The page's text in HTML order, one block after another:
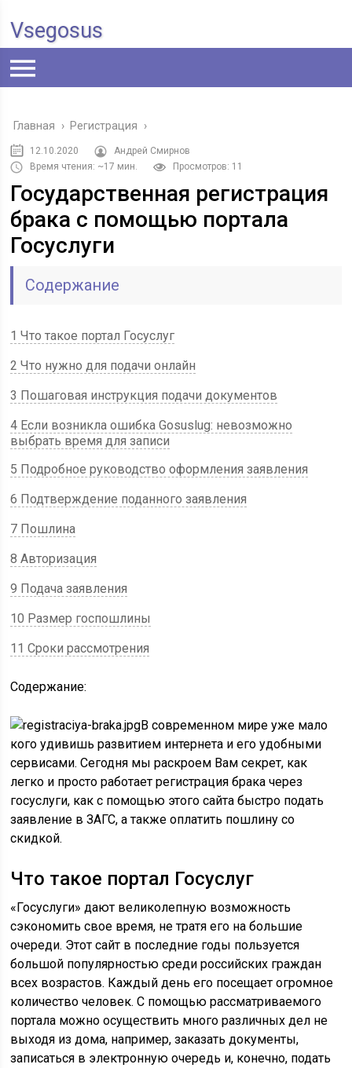
Vsegosus
Главная › Регистрация ›
12.10.2020
Андрей Смирнов
Время чтения: ~17 мин.
Просмотров: 11
Государственная регистрация
брака с помощью портала
Госуслуги
Содержание
1 Что такое портал Госуслуг
2 Что нужно для подачи онлайн
3 Пошаговая инструкция подачи документов
4 Если возникла ошибка Gosuslug: невозможно
выбрать время для записи
5 Подробное руководство оформления заявления
6 Подтверждение поданного заявления
7 Пошлина
8 Авторизация
9 Подача заявления
10 Размер госпошлины
11 Сроки рассмотрения
Содержание:
В современном мире уже мало
кого удивишь развитием интернета и его удобными
сервисами. Сегодня мы раскроем Вам секрет, как
легко и просто работает регистрация брака через
госуслуги, как с помощью этого сайта быстро подать
заявление в ЗАГС, а также оплатить пошлину со
скидкой.
Что такое портал Госуслуг
«Госуслуги» дают великолепную возможность
сэкономить свое время, не тратя его на большие
очереди. Этот сайт в последние годы пользуется
большой популярностью среди российских граждан
всех возрастов. Каждый день его посещает огромное
количество человек. С помощью рассматриваемого
портала можно осуществить много различных дел не
выходя из дома, например, заказать документы,
записаться в электронную очередь и, конечно, подать